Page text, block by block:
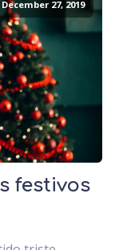
December 27, 2019
festivos